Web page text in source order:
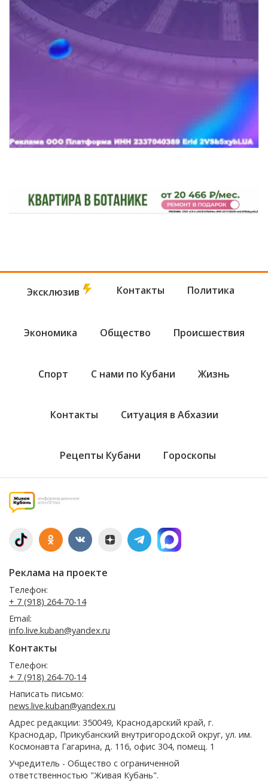
Эксклюзив Контакты Политика
Экономика Общество Происшествия
Спорт С нами по Кубани Жизнь
Контакты Ситуация в Абхазии
Рецепты Кубани Гороскопы
Реклама на проекте
Телефон:
+ 7 (918) 264-70-14
Email:
info.live.kuban@yandex.ru
Контакты
Телефон:
+ 7 (918) 264-70-14
Написать письмо:
news.live.kuban@yandex.ru
Адрес редакции: 350049, Краснодарский край, г.
Краснодар, Прикубанский внутригородской округ, ул. им.
Космонавта Гагарина, д. 116, офис 304, помещ. 1
Учредитель - Общество с ограниченной
ответственностью "Живая Кубань".